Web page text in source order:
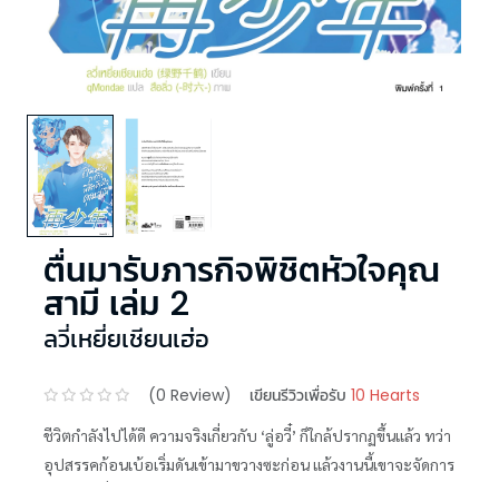
ตื่นมารับภารกิจพิชิตหัวใจคุณ
สามี เล่ม 2
ลวี่เหยี่ยเชียนเฮ่อ
(0 Review) เขียนรีวิวเพื่อรับ 10 Hearts
ชีวิตกำลังไปได้ดี ความจริงเกี่ยวกับ ‘ลู่อวี๋’ ก็ใกล้ปรากฏขึ้นแล้ว ทว่า
อุปสรรคก้อนเบ้อเริ่มดันเข้ามาขวางซะก่อน แล้วงานนี้เขาจะจัดการ